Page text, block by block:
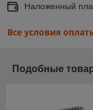
Наложенный
Все условия
Подобные